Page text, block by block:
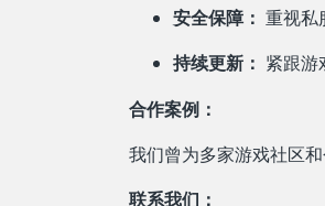
安全保障： 重视私
持续更新： 紧跟游
合作案例：
我们曾为多家游戏社区
联系我们：